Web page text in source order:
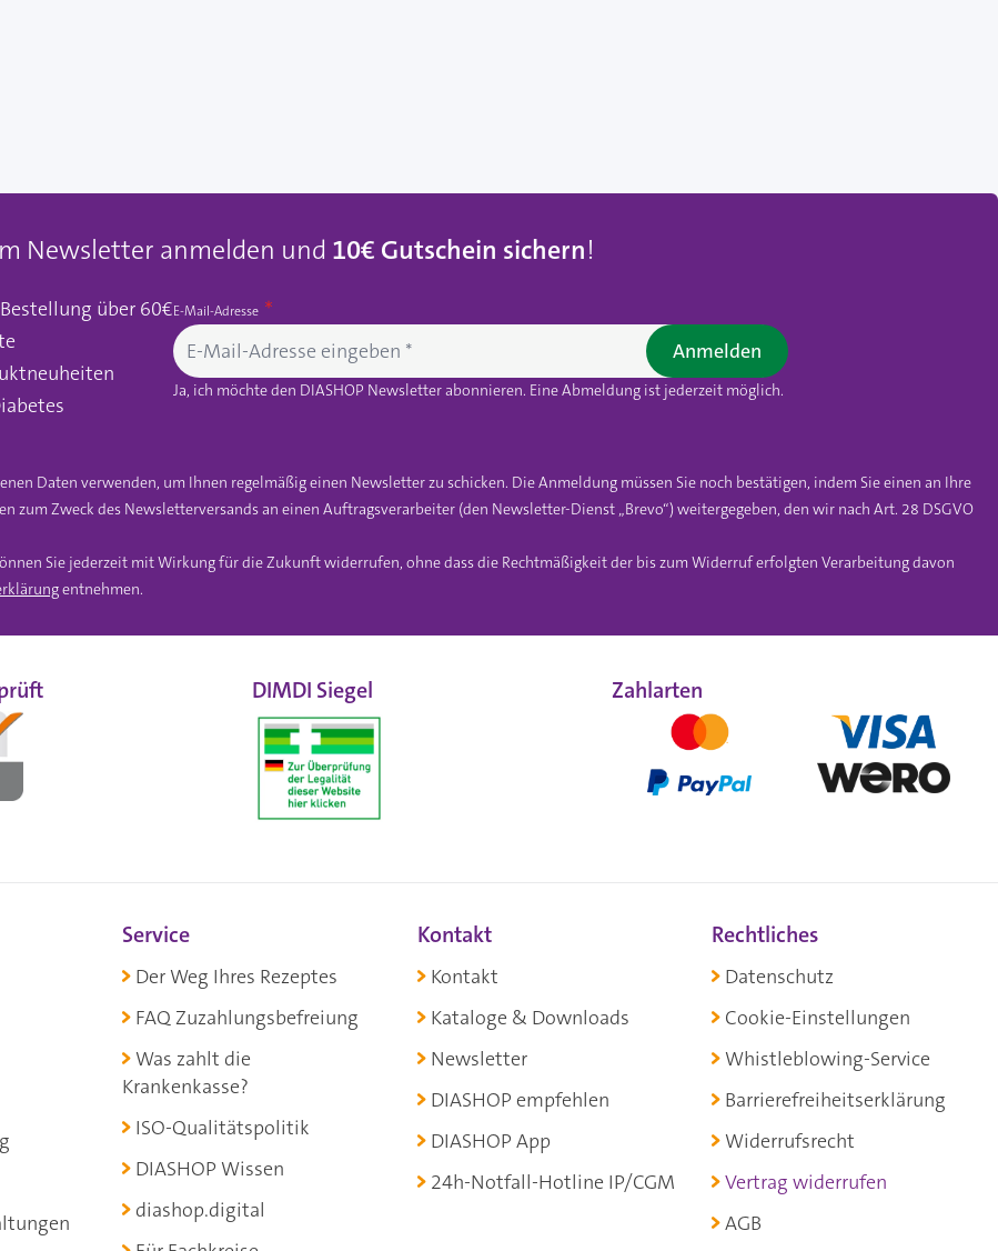
Newsletter anmelden und 10€ Gutschein sichern!
über 60€E-Mail-Adresse
Ja, ich möchte den DIASHOP Newsletter abonnieren. Eine Abmeldung ist jederzeit möglich.
Anmelden
Daten verwenden, um Ihnen regelmäßig einen Newsletter zu schicken. Die Anmeldung müssen Sie noch bestätigen, indem Sie einen an Ihre
zum Zweck des Newsletterversands an einen Auftragsverarbeiter (den Newsletter-Dienst „Brevo“) weitergegeben, den wir nach Art. 28 DSGVO
Sie jederzeit mit Wirkung für die Zukunft widerrufen, ohne dass die Rechtmäßigkeit der bis zum Widerruf erfolgten Verarbeitung davon
entnehmen.
DIMDI Siegel Zahlarten
Service
Der Weg Ihres Rezeptes
FAQ Zuzahlungsbefreiung
Was zahlt die
Krankenkasse?
ISO-Qualitätspolitik
DIASHOP Wissen
diashop.digital
Kontakt
Kontakt
Kataloge & Downloads
Newsletter
DIASHOP empfehlen
DIASHOP App
24h-Notfall-Hotline IP/CGM
Rechtliches
Datenschutz
Cookie-Einstellungen
Whistleblowing-Service
Barrierefreiheitserklärung
Widerrufsrecht
Vertrag widerrufen
AGB